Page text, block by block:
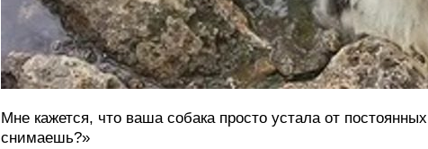
Мне кажется, что ваша собака просто устала от
снимаешь?»